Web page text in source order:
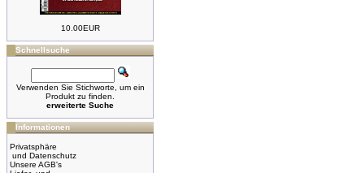
10.00EUR
Schnellsuche
Verwenden Sie Stichworte, um ein
Produkt zu finden.
erweiterte Suche
Informationen
Privatsphäre
und Datenschutz
Unsere AGB's